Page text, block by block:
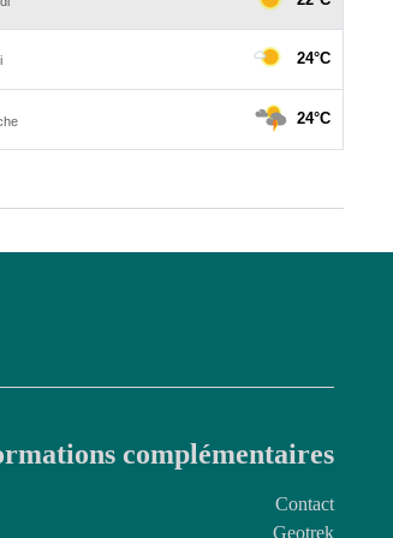
complémentaires
Contact
Geotrek